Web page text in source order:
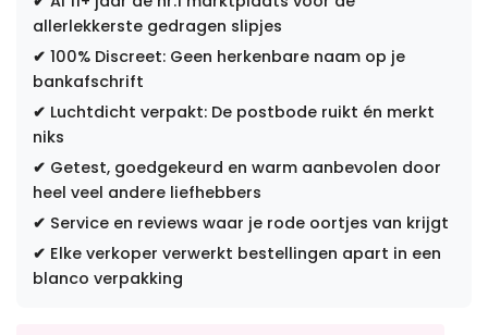
allerlekkerste gedragen slipjes
✔ 100% Discreet: Geen herkenbare naam op je
bankafschrift
✔ Luchtdicht verpakt: De postbode ruikt én merkt
niks
✔ Getest, goedgekeurd en warm aanbevolen door
heel veel andere liefhebbers
✔ Service en reviews waar je rode oortjes van krijgt
✔ Elke verkoper verwerkt bestellingen apart in een
blanco verpakking